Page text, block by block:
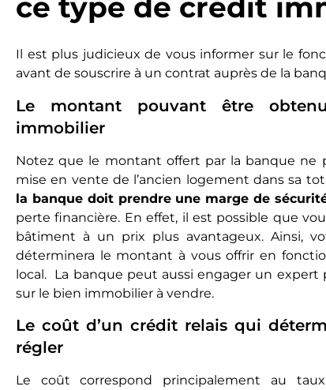
ce type de crédit
Il est plus judicieux de vous informer sur le
avant de souscrire à un contrat auprès de la
Le montant pouvant être
immobilier
Notez que le montant offert par la banque ne
mise en vente de l’ancien logement dans sa
la banque doit prendre une marge de
perte financière. En effet, il est possible que
bâtiment à un prix plus avantageux. Ainsi,
déterminera le montant à vous offrir en
local. La banque peut aussi engager un expert
sur le bien immobilier à vendre.
Le coût d’un crédit relais qui
régler
Le coût correspond principalement au